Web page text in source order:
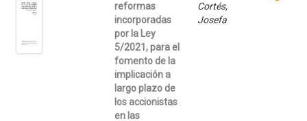
reformas
incorporadas
por la Ley
5/2021, para el
fomento de la
implicación a
largo plazo de
los accionistas
en las
Cortés,
Josefa